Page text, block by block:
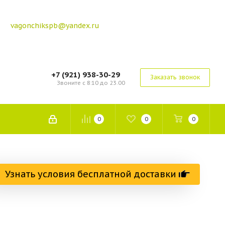
vagonchikspb@yandex.ru
+7 (921) 938-30-29
Звоните с 8:10 до 23.00
Заказать звонок
0 0 0
Узнать условия бесплатной доставки